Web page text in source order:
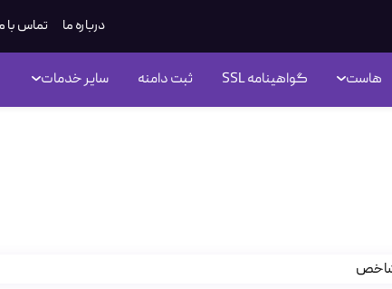
درباره ما تماس با
هاست گواهینامه SSL ثبت دامنه سایر خدمات